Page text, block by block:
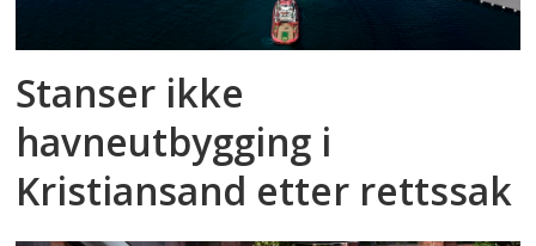
Stanser ikke
havneutbygging i
Kristiansand etter rettssak